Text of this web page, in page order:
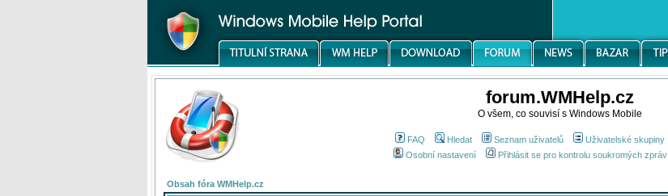
forum.WMHelp.cz
O všem, co souvisí s Windows Mobile
FAQ Hledat Seznam uživatelů Uživatelské skupiny
Osobní nastavení
Přihlásit se pro kontrolu soukromých zpráv
Obsah fóra WMHelp.cz